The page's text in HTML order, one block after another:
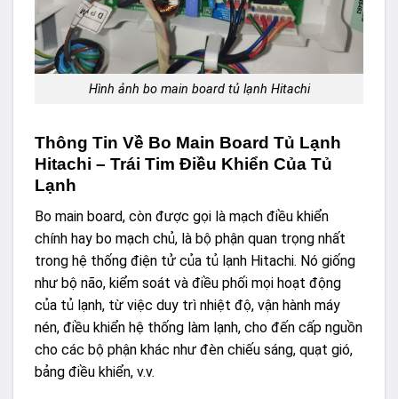
Hình ảnh bo main board tủ lạnh Hitachi
Thông Tin Về Bo Main Board Tủ Lạnh
Hitachi – Trái Tim Điều Khiển Của Tủ
Lạnh
Bo main board, còn được gọi là mạch điều khiển
chính hay bo mạch chủ, là bộ phận quan trọng nhất
trong hệ thống điện tử của tủ lạnh Hitachi. Nó giống
như bộ não, kiểm soát và điều phối mọi hoạt động
của tủ lạnh, từ việc duy trì nhiệt độ, vận hành máy
nén, điều khiển hệ thống làm lạnh, cho đến cấp nguồn
cho các bộ phận khác như đèn chiếu sáng, quạt gió,
bảng điều khiển, v.v.